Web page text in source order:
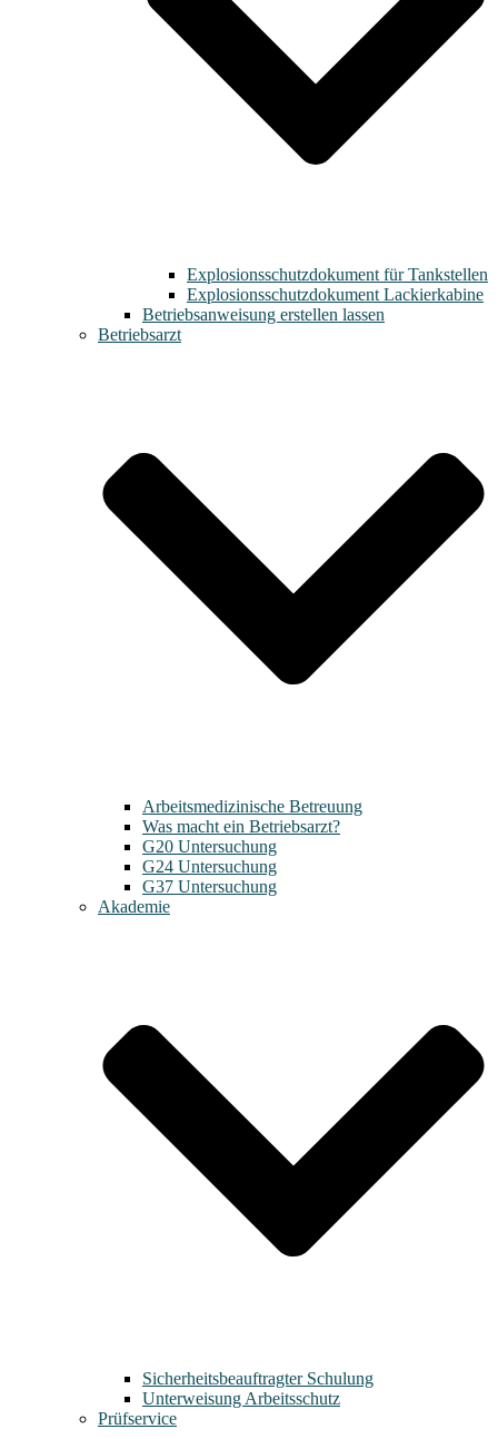
Explosionsschutzdokument für Tankstellen
Explosionsschutzdokument Lackierkabine
Betriebsanweisung erstellen lassen
Betriebsarzt
Arbeitsmedizinische Betreuung
Was macht ein Betriebsarzt?
G20 Untersuchung
G24 Untersuchung
G37 Untersuchung
Akademie
Sicherheitsbeauftragter Schulung
Unterweisung Arbeitsschutz
Prüfservice